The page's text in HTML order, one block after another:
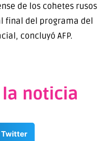
de los cohetes rusos
final del programa del
concluyó AFP.
noticia
Twitter